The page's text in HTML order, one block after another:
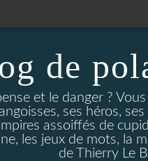
de
et le danger ?
ses héros,
assoiffés de
les jeux de mots, la
de Thierry Le